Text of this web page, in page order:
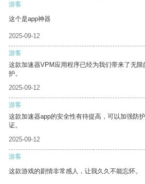
游客
这个是app神器
2025-09-12
游客
这款加速器VPM应用程序已经为我们带来了无
护。
2025-09-12
游客
这款加速器app的安全性有待提高，可以加强防
证。
2025-09-12
游客
这款游戏的剧情非常感人，让我久久不能忘怀。